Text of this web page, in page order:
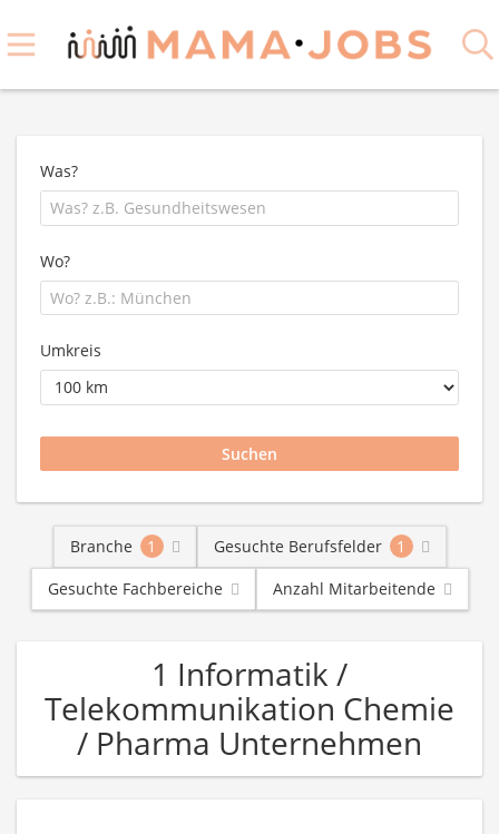
Was?
Wo?
Umkreis
Branche 1 Gesuchte Berufsfelder
1
Gesuchte Fachbereiche
Anzahl Mitarbeitende
1 Informatik /
Telekommunikation Chemie
/ Pharma Unternehmen